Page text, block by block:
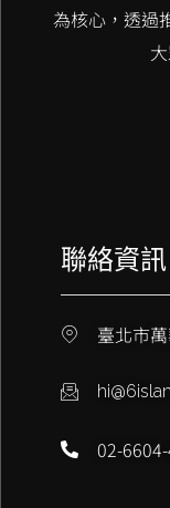
聯絡資訊
臺北市
02-
為核心，透過